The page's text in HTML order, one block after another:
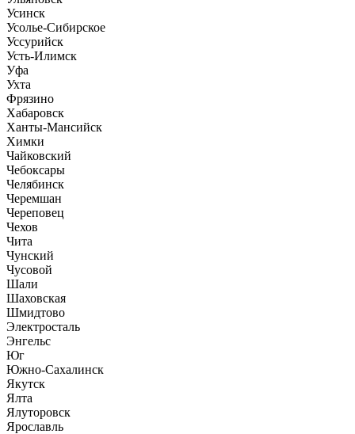
Усинск
Усолье-Сибирское
Уссурийск
Усть-Илимск
Уфа
Ухта
Фрязино
Хабаровск
Ханты-Мансийск
Химки
Чайковский
Чебоксары
Челябинск
Черемшан
Череповец
Чехов
Чита
Чунский
Чусовой
Шали
Шаховская
Шмидтово
Электросталь
Энгельс
Юг
Южно-Сахалинск
Якутск
Ялта
Ялуторовск
Ярославль